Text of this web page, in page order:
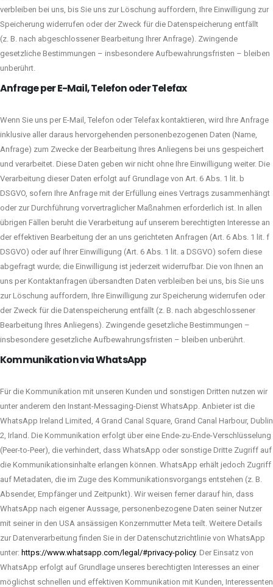
verbleiben bei uns, bis Sie uns zur Löschung auffordern, Ihre Einwilligung zur
Speicherung widerrufen oder der Zweck für die Datenspeicherung entfällt
(z. B. nach abgeschlossener Bearbeitung Ihrer Anfrage). Zwingende
gesetzliche Bestimmungen – insbesondere Aufbewahrungsfristen – bleiben
unberührt.
Anfrage per E-Mail, Telefon oder Telefax
Wenn Sie uns per E-Mail, Telefon oder Telefax kontaktieren, wird Ihre Anfrage
inklusive aller daraus hervorgehenden personenbezogenen Daten (Name,
Anfrage) zum Zwecke der Bearbeitung Ihres Anliegens bei uns gespeichert
und verarbeitet. Diese Daten geben wir nicht ohne Ihre Einwilligung weiter. Die
Verarbeitung dieser Daten erfolgt auf Grundlage von Art. 6 Abs. 1 lit. b
DSGVO, sofern Ihre Anfrage mit der Erfüllung eines Vertrags zusammenhängt
oder zur Durchführung vorvertraglicher Maßnahmen erforderlich ist. In allen
übrigen Fällen beruht die Verarbeitung auf unserem berechtigten Interesse an
der effektiven Bearbeitung der an uns gerichteten Anfragen (Art. 6 Abs. 1 lit. f
DSGVO) oder auf Ihrer Einwilligung (Art. 6 Abs. 1 lit. a DSGVO) sofern diese
abgefragt wurde; die Einwilligung ist jederzeit widerrufbar. Die von Ihnen an
uns per Kontaktanfragen übersandten Daten verbleiben bei uns, bis Sie uns
zur Löschung auffordern, Ihre Einwilligung zur Speicherung widerrufen oder
der Zweck für die Datenspeicherung entfällt (z. B. nach abgeschlossener
Bearbeitung Ihres Anliegens). Zwingende gesetzliche Bestimmungen –
insbesondere gesetzliche Aufbewahrungsfristen – bleiben unberührt.
Kommunikation via WhatsApp
Für die Kommunikation mit unseren Kunden und sonstigen Dritten nutzen wir
unter anderem den Instant-Messaging-Dienst WhatsApp. Anbieter ist die
WhatsApp Ireland Limited, 4 Grand Canal Square, Grand Canal Harbour, Dublin
2, Irland. Die Kommunikation erfolgt über eine Ende-zu-Ende-Verschlüsselung
(Peer-to-Peer), die verhindert, dass WhatsApp oder sonstige Dritte Zugriff auf
die Kommunikationsinhalte erlangen können. WhatsApp erhält jedoch Zugriff
auf Metadaten, die im Zuge des Kommunikationsvorgangs entstehen (z. B.
Absender, Empfänger und Zeitpunkt). Wir weisen ferner darauf hin, dass
WhatsApp nach eigener Aussage, personenbezogene Daten seiner Nutzer
mit seiner in den USA ansässigen Konzernmutter Meta teilt. Weitere Details
zur Datenverarbeitung finden Sie in der Datenschutzrichtlinie von WhatsApp
unter: https://www.whatsapp.com/legal/#privacy-policy. Der Einsatz von
WhatsApp erfolgt auf Grundlage unseres berechtigten Interesses an einer
möglichst schnellen und effektiven Kommunikation mit Kunden, Interessenten